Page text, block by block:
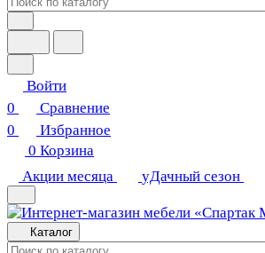
Войти
0
Сравнение
0
Избранное
0 Корзина
Акции месяца
уДачный сезон
Каталог